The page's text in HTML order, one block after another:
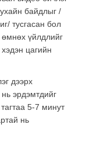
байдлыг /
тусгасан бол
үйлдлийг
цагийн
дээрх
эрдэмтдийг
5-7 минут
нь